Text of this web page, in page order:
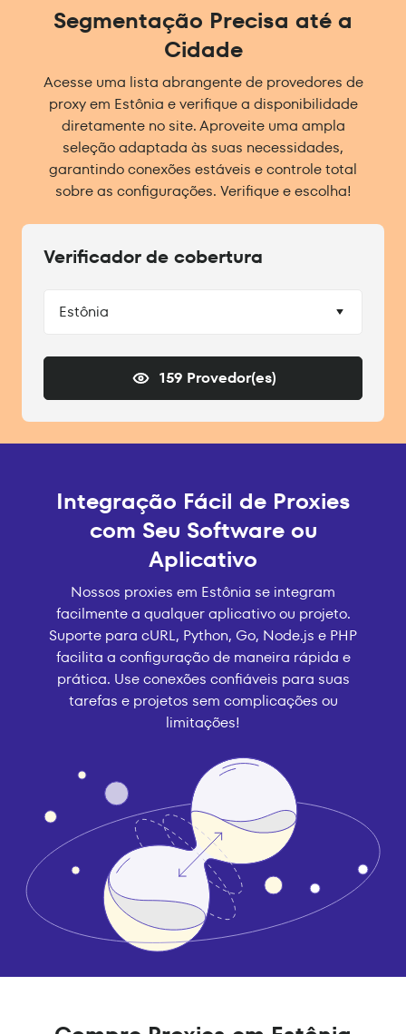
Segmentação Precisa até a
Cidade
Acesse uma lista abrangente de provedores de
proxy em Estônia e verifique a disponibilidade
diretamente no site. Aproveite uma ampla
seleção adaptada às suas necessidades,
garantindo conexões estáveis e controle total
sobre as configurações. Verifique e escolha!
Verificador de cobertura
Estônia
159 Provedor(es)
Integração Fácil de Proxies
com Seu Software ou
Aplicativo
Nossos proxies em Estônia se integram
facilmente a qualquer aplicativo ou projeto.
Suporte para cURL, Python, Go, Node.js e PHP
facilita a configuração de maneira rápida e
prática. Use conexões confiáveis para suas
tarefas e projetos sem complicações ou
limitações!